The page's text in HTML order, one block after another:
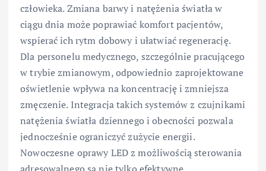
człowieka. Zmiana barwy i natężenia światła w
ciągu dnia może poprawiać komfort pacjentów,
wspierać ich rytm dobowy i ułatwiać regenerację.
Dla personelu medycznego, szczególnie pracującego
w trybie zmianowym, odpowiednio zaprojektowane
oświetlenie wpływa na koncentrację i zmniejsza
zmęczenie. Integracja takich systemów z czujnikami
natężenia światła dziennego i obecności pozwala
jednocześnie ograniczyć zużycie energii.
Nowoczesne oprawy LED z możliwością sterowania